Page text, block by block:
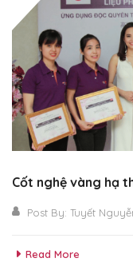
Cốt nghệ vàng hạ
Post By: Tuyết
Read More